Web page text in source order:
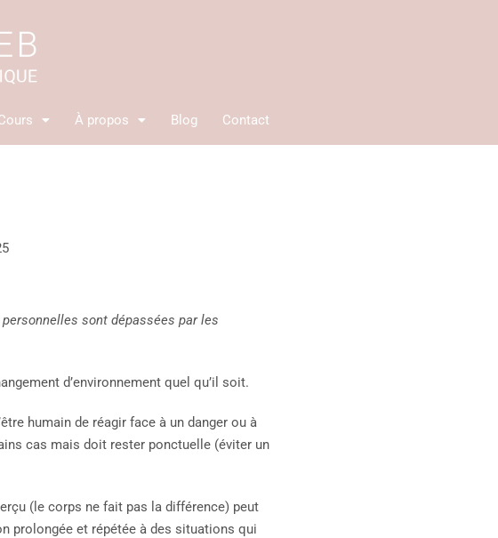
À propos Blog Contact
sont dépassées par les
d’environnement quel qu’il soit.
humain de réagir face à un danger ou à
cas mais doit rester ponctuelle (éviter un
(le corps ne fait pas la différence) peut
prolongée et répétée à des situations qui